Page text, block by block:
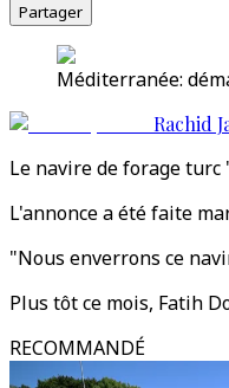
Partager
Méditerranée:
Rachid
Le navire de forage
L'annonce a été faite
"Nous enverrons ce
Plus tôt ce mois, Fatih
RECOMMANDÉ